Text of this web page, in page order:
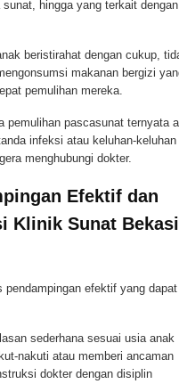
hingga yang terkait
beristirahat dengan cukup,
makanan bergizi
pemulihan mereka.
pemulihan pascasunat ternyata
infeksi atau keluhan-
menghubungi dokter.
Efektif dan
Klinik Sunat Bekasi
pendampingan efektif yang
sederhana sesuai usia anak
nakuti atau memberi ancaman
dokter dengan disiplin